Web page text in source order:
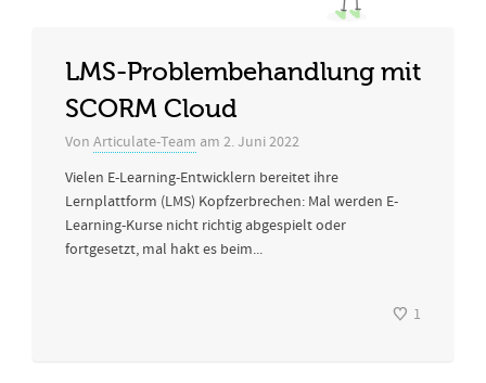
LMS-Problembehandlung mit
SCORM Cloud
Von Articulate-Team am 2. Juni 2022
Vielen E-Learning-Entwicklern bereitet ihre
Lernplattform (LMS) Kopfzerbrechen: Mal werden E-
Learning-Kurse nicht richtig abgespielt oder
fortgesetzt, mal hakt es beim...
1